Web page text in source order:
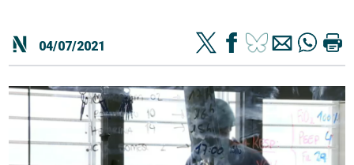
04/07/2021